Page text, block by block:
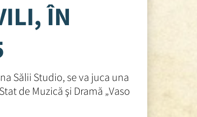
ÎN
Sălii Studio, se va juca una
de Muzică şi Dramă „Vaso